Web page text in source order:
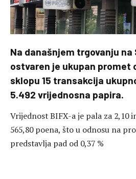
Na današnjem trgovanju na
ostvaren je ukupan promet
sklopu 15 transakcija
5.492 vrijednosna papira.
Vrijednost BIFX-a je pala za 2,10
565,80 poena, što u odnosu na
predstavlja pad od 0,37 %